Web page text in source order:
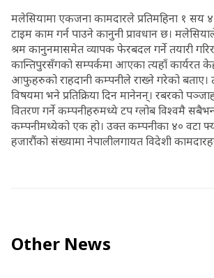
मलेसियामा एकजना कामदारले प्रतिमहिना १
टाइम काम गर्न पाउने कानुनी प्रावधान छ।
श्रम कानुनमासमेत व्यापक फेरबदल गर्ने तयारी
कान्तिपुरसँगको सम्पर्कमा आएका त्यहाँ कार्यरत
आफुहरुको राहदानी कम्पनीले राख्ने गरेको
विषयमा भने प्रतिक्रिया दिन मानेनन्। रबरको
वितरण गर्ने कम्पनीहरुमध्ये टप ग्लोब विश्वमै
कम्पनीमध्येको एक हो। उक्त कम्पनीका ४० वटा
हजारौंको संख्यामा नेपालीलगायत विदेशी
Other News